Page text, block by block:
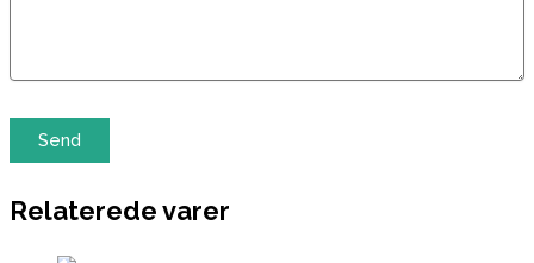
Relaterede varer